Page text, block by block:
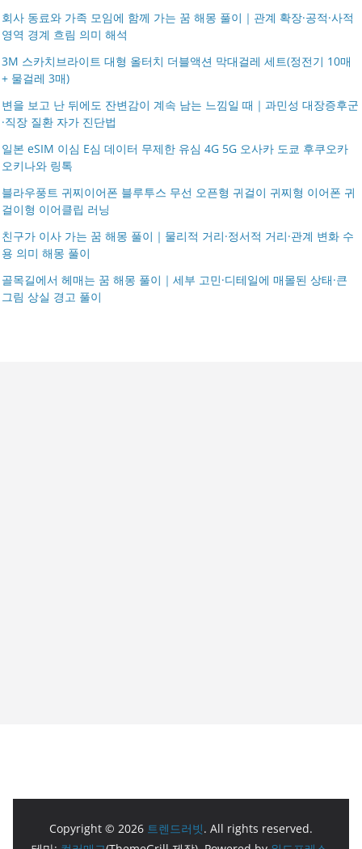
회사 동료와 가족 모임에 함께 가는 꿈 해몽 풀이｜관계 확장·공적·사적
영역 경계 흐림 의미 해석
3M 스카치브라이트 대형 올터치 더블액션 막대걸레 세트(정전기 10매
+ 물걸레 3매)
변을 보고 난 뒤에도 잔변감이 계속 남는 느낌일 때｜과민성 대장증후군
·직장 질환 자가 진단법
일본 eSIM 이심 E심 데이터 무제한 유심 4G 5G 오사카 도쿄 후쿠오카
오키나와 링톡
블라우풍트 귀찌이어폰 블루투스 무선 오픈형 귀걸이 귀찌형 이어폰 귀
걸이형 이어클립 러닝
친구가 이사 가는 꿈 해몽 풀이｜물리적 거리·정서적 거리·관계 변화 수
용 의미 해몽 풀이
골목길에서 헤매는 꿈 해몽 풀이｜세부 고민·디테일에 매몰된 상태·큰
그림 상실 경고 풀이
Copyright © 2026 트렌드러빗. All rights reserved.